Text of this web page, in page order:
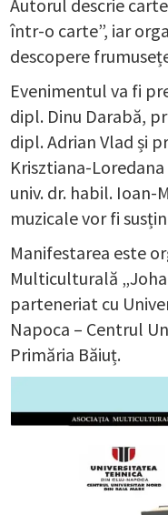
Autorul descrie
într-o carte”, iar
descopere
Evenimentul va fi
dipl. Dinu Darabă,
dipl. Adrian Vlad și
Krisztiana-
univ. dr. habil. Ioan-
muzicale vor fi
Manifestarea este
Multiculturală
parteneriat cu
Napoca – Centrul
Primăria Băiuț.